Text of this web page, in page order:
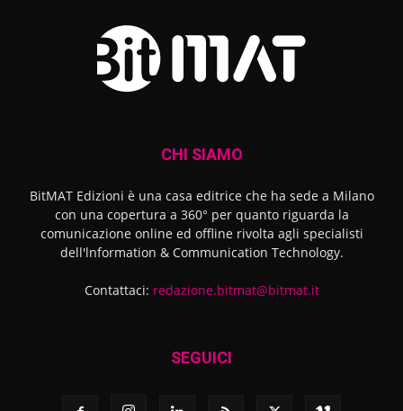
CHI SIAMO
BitMAT Edizioni è una casa editrice che ha sede a Milano
con una copertura a 360° per quanto riguarda la
comunicazione online ed offline rivolta agli specialisti
dell'lnformation & Communication Technology.
Contattaci: redazione.bitmat@bitmat.it
SEGUICI